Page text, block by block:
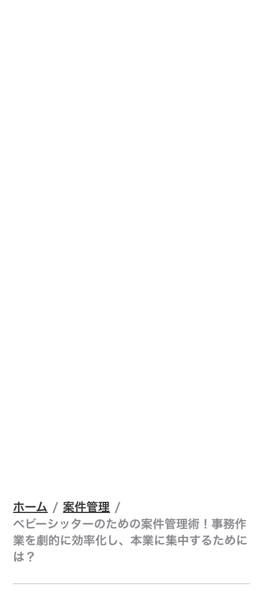
ホーム / 案件管理 /
ベビーシッターのための案件管理術！事務作
業を劇的に効率化し、本業に集中するために
は？